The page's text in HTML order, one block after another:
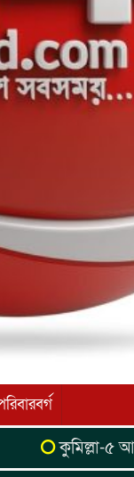
কুমিল্লা-৫ আসনের